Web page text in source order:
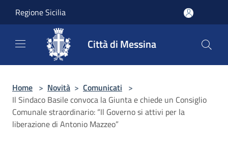
Regione Sicilia
Città di Messina
Home > Novità > Comunicati >
Il Sindaco Basile convoca la Giunta e chiede un Consiglio
Comunale straordinario: “Il Governo si attivi per la
liberazione di Antonio Mazzeo”